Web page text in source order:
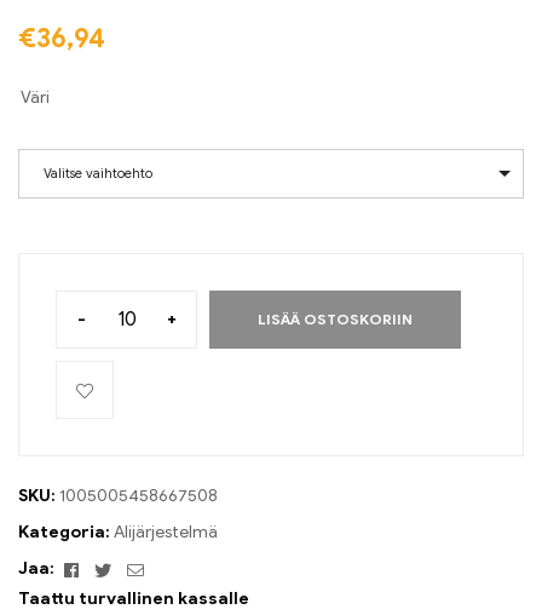
€36,94
Väri
Valitse vaihtoehto
- + LISÄÄ OSTOSKORIIN
SKU: 1005005458667508
Kategoria: Alijärjestelmä
Jaa:
FacebookViserrysSähköposti
Taattu turvallinen kassalle